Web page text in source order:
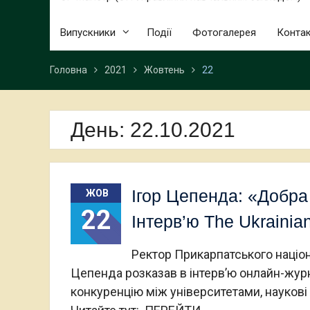
Випускники Події Фотогалерея
Головна 2021 Жовтень 22
День: 22.10.2021
ЖОВ
22
Ігор Цепенда: «Добра
Інтерв’ю The
Ректор Прикарпатського
Цепенда розказав в інтерв’ю онлайн-
конкуренцію між університетами,